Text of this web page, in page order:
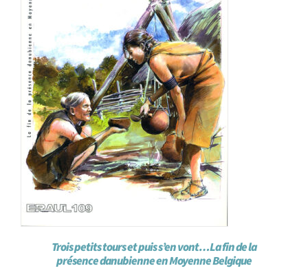
Trois petits tours et puis s’en vont…La fin de la
présence danubienne en Moyenne Belgique